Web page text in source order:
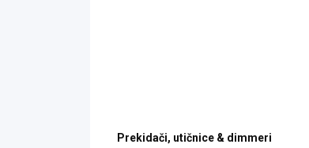
Prekidači, utičnice & dimmeri